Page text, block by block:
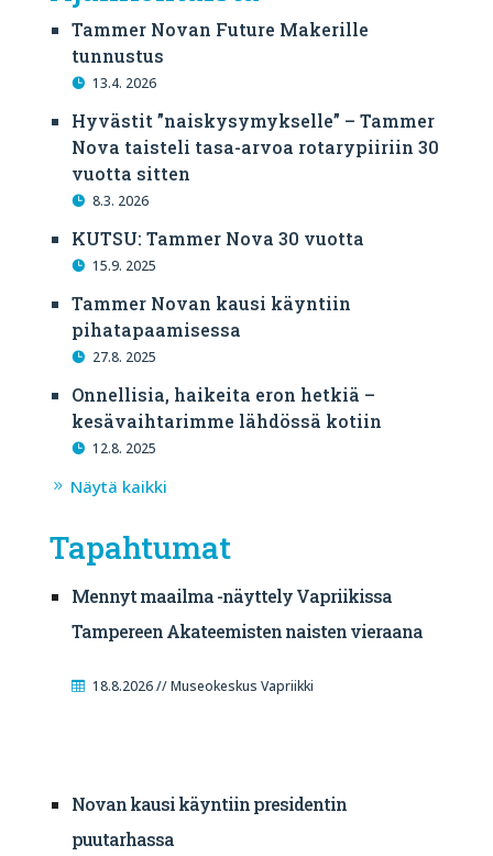
Tammer Novan Future Makerille
tunnustus
13.4. 2026
Hyvästit ”naiskysymykselle” – Tammer
Nova taisteli tasa-arvoa rotarypiiriin 30
vuotta sitten
8.3. 2026
KUTSU: Tammer Nova 30 vuotta
15.9. 2025
Tammer Novan kausi käyntiin
pihatapaamisessa
27.8. 2025
Onnellisia, haikeita eron hetkiä –
kesävaihtarimme lähdössä kotiin
12.8. 2025
Näytä kaikki
Tapahtumat
Mennyt maailma -näyttely Vapriikissa
Tampereen Akateemisten naisten vieraana
18.8.2026 // Museokeskus Vapriikki
Novan kausi käyntiin presidentin
puutarhassa